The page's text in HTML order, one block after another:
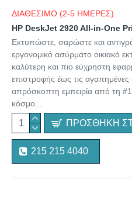
ΔΙΑΘΕΣΙΜΟ (2-5 ΗΜΕΡΕΣ)
Εκτυπώστε, σαρώστε και
εργονομικό ασύρματο οικιακό
καλύτερη και πιο εύχρηστη
επιστροφής έως τις
απρόσκοπτη εμπειρία από τη
κόσμο...
ΠΡΟΣΘΉΚΗ
215 215 4040